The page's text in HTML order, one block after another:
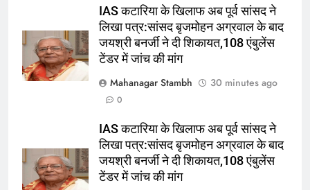
IAS कटारिया के खिलाफ अब पूर्व सांसद ने
लिखा पत्र:सांसद बृजमोहन अग्रवाल के बाद
जयश्री बनर्जी ने दी शिकायत,108 एंबुलेंस
टेंडर में जांच की मांग
Mahanagar Stambh
30 minutes ago
0
IAS कटारिया के खिलाफ अब पूर्व सांसद ने
लिखा पत्र:सांसद बृजमोहन अग्रवाल के बाद
जयश्री बनर्जी ने दी शिकायत,108 एंबुलेंस
टेंडर में जांच की मांग
लिखा पत्र:सांसद बृजमोहन अग्रवाल के
बाद जयश्री बनर्जी ने दी शिकायत,108
एंबुलेंस टेंडर में जांच की मांग
उत्तर राज्य
8
चैंबर की बैठक से पहले कार्यकारी अध्यक्ष
होने से नाराज कमल सोनी,अध्यक्ष को भेजा
इस्तीफा, आज बिलासपुर में बैठक
उत्तर राज्य
1
Jemimah Rodrigues की चोट ने